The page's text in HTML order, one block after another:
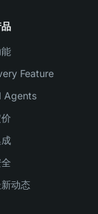
Feature
Agents
动态